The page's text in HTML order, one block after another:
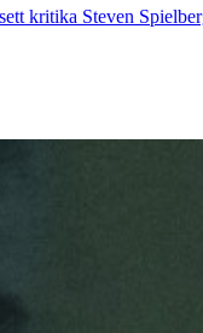
kritika Steven